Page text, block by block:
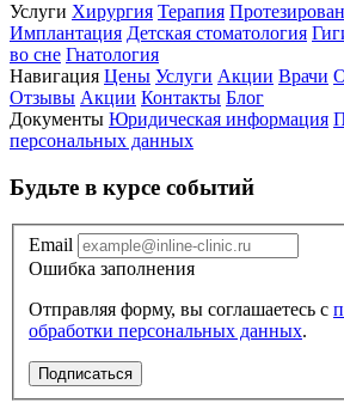
Услуги Хирургия Терапия
Имплантация Детская стоматология
во сне Гнатология
Навигация Цены Услуги Акции Врачи
Отзывы Акции Контакты Блог
Документы Юридическая информация
персональных данных
Будьте в курсе событий
Email
Ошибка заполнения
Отправляя форму, вы соглашаетесь с
обработки персональных данных.
Подписаться